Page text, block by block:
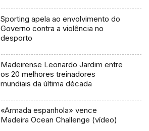
Sporting apela ao envolvimento do
Governo contra a violência no
desporto
Madeirense Leonardo Jardim entre
os 20 melhores treinadores
mundiais da última década
«Armada espanhola» vence
Madeira Ocean Challenge (vídeo)